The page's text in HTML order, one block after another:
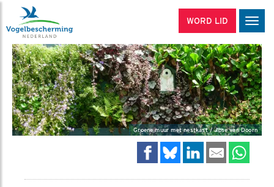
WORD LID
Groene muur met nestkast / Jose van Doorn